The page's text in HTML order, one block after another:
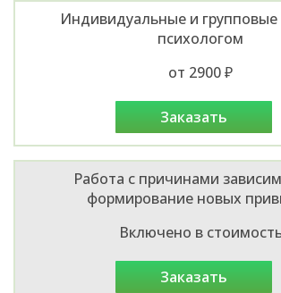
Индивидуальные и групповые
психологом
от 2900 ₽
заказать
Работа с причинами
формирование новых
Включено в
заказать